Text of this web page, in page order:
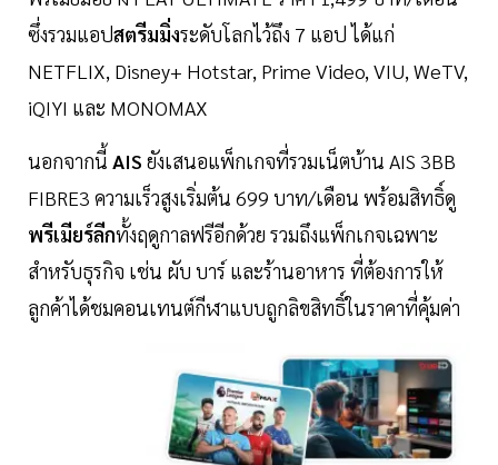
ซึ่งรวมแอปสตรีมมิ่งระดับโลกไว้ถึง 7 แอป ได้แก่
NETFLIX, Disney+ Hotstar, Prime Video, VIU, WeTV,
iQIYI และ MONOMAX
นอกจากนี้ AIS ยังเสนอแพ็กเกจที่รวมเน็ตบ้าน AIS 3BB
FIBRE3 ความเร็วสูงเริ่มต้น 699 บาท/เดือน พร้อมสิทธิ์ดู
พรีเมียร์ลีกทั้งฤดูกาลฟรีอีกด้วย รวมถึงแพ็กเกจเฉพาะ
สำหรับธุรกิจ เช่น ผับ บาร์ และร้านอาหาร ที่ต้องการให้
ลูกค้าได้ชมคอนเทนต์กีฬาแบบถูกลิขสิทธิ์ในราคาที่คุ้มค่า